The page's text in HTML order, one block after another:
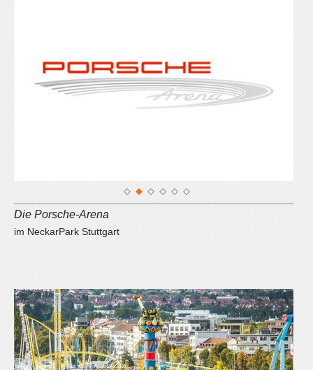
Liederhalle
Kultur- & Kongresszentrum
1 2 3 4 5 6